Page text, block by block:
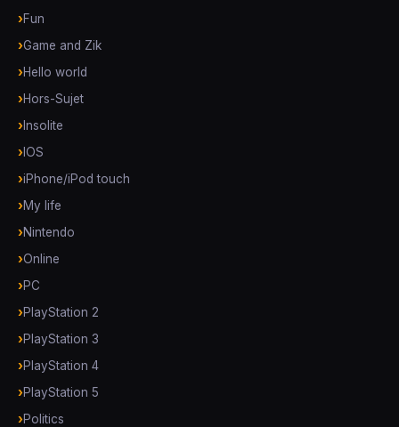
Fun
Game and Zik
Hello world
Hors-Sujet
Insolite
IOS
iPhone/iPod touch
My life
Nintendo
Online
PC
PlayStation 2
PlayStation 3
PlayStation 4
PlayStation 5
Politics